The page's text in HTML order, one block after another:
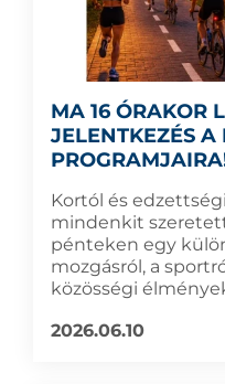
MA 16 ÓRAKOR
JELENTKEZÉS
Kortól és
mindenkit
pénteken egy
mozgásról, a
közösségi
2026.06.10